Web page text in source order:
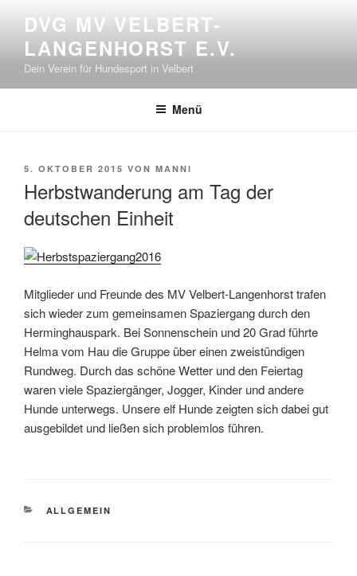
springen
DVG MV VELBERT-
LANGENHORST E.V.
Dein Verein für Hundesport in Velbert
Menü
VERÖFFENTLICHT
5. OKTOBER 2015 VON MANNI
Herbstwanderung am Tag der
deutschen Einheit
Mitglieder und Freunde des MV Velbert-Langenhorst trafen
sich wieder zum gemeinsamen Spaziergang durch den
Herminghauspark. Bei Sonnenschein und 20 Grad führte
Helma vom Hau die Gruppe über einen zweistündigen
Rundweg. Durch das schöne Wetter und den Feiertag
waren viele Spaziergänger, Jogger, Kinder und andere
Hunde unterwegs. Unsere elf Hunde zeigten sich dabei gut
ausgebildet und ließen sich problemlos führen.
KATEGORIEN
ALLGEMEIN